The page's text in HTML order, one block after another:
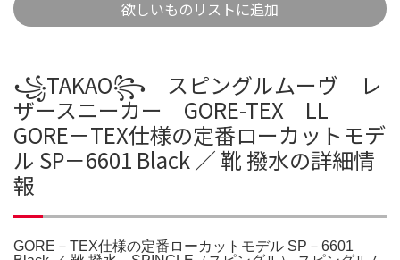
欲しいものリストに追加
꧁TAKAO꧂ スピングルムーヴ レ
ザースニーカー GORE-TEX LL
GORE－TEX仕様の定番ローカットモデ
ル SP－6601 Black ／ 靴 撥水の詳細情
報
GORE－TEX仕様の定番ローカットモデル SP－6601